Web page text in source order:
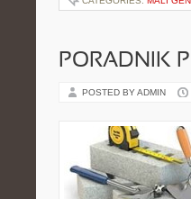
PORADNIK
POSTED BY ADMIN